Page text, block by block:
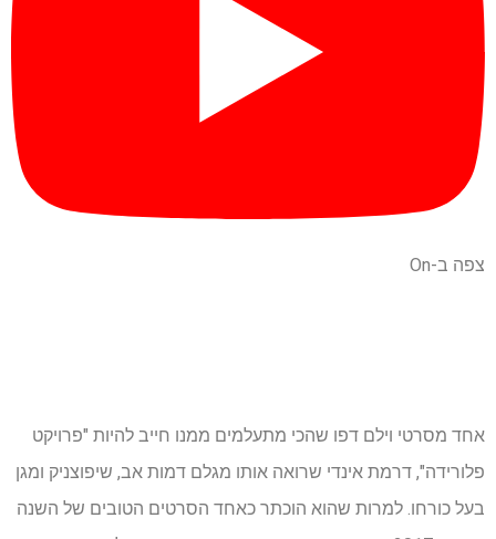
צפה ב-On
אחד מסרטי וילם דפו שהכי מתעלמים ממנו חייב להיות "פרויקט
פלורידה", דרמת אינדי שרואה אותו מגלם דמות אב, שיפוצניק ומגן
בעל כורחו. למרות שהוא הוכתר כאחד הסרטים הטובים של השנה